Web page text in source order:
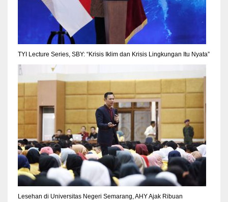
TYI Lecture Series, SBY: “Krisis Iklim dan Krisis Lingkungan Itu Nyata”
Lesehan di Universitas Negeri Semarang, AHY Ajak Ribuan